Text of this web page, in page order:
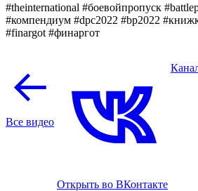
#theinternational #боевойпропуск
#компендиум #dpc2022 #bp2022
#finargot #финаргот
Все видео
Открыть во ВКонтакте